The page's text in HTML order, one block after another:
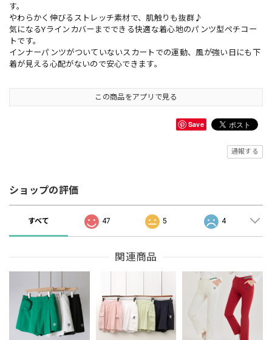
す。
やわらかく伸びるストレッチ素材で、肌触りも抜群♪
気になるYラインカバーまでできる快適な着心地のパンツ型ぺチコー
トです。
インナーパンツがついていないスカートでの運動、風が強い日にも下
着が見える心配がないので安心できます。
この商品をアプリで見る
Save
通報する
ショップの評価
すべて 47 5 4
関連商品